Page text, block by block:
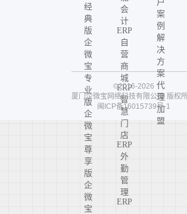
经
典
版
企
微
宝
专
业
版
企
微
宝
尊
享
版
企
微
宝
会
计
ERP
自
营
商
城
ERP
智
慧
门
店
ERP
外
勤
管
理
ERP
户
案
例
解
决
方
案
代
理
加
盟
©2016-2026
厦门企微宝网络科技有限公司 版权
闽ICP备16015739号-1